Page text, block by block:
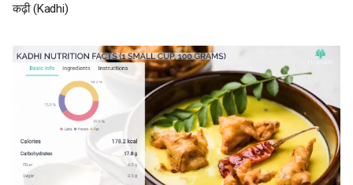
कढ़ी (Kadhi)